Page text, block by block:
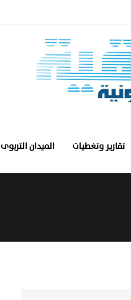
تقارير وتغطيات الميدان التربوى